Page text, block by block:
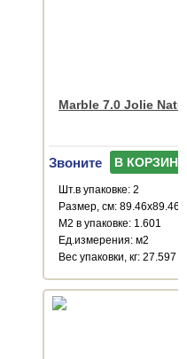
Marble 7.0 Jolie
Звоните В КОРЗИНУ
Шт.в упаковке: 2
Размер, см: 89.46x89.46
М2 в упаковке: 1.601
Ед.измерения: м2
Веc упаковки, кг: 27.597